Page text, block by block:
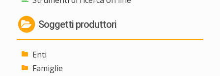
Soggetti produttori
Enti
Famiglie